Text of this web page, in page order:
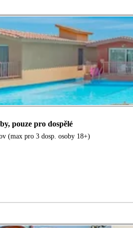
pouze pro dospělé
(max pro 3 dosp. osoby 18+)